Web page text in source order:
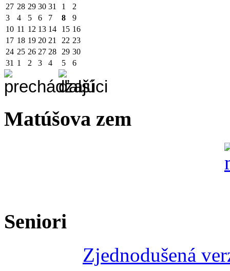
27 28 29 30 31 1
2
3
4 5 6 7 8
9
10 11 12 13 14 15 16
17 18 19 20 21 22 23
24 25 26 27 28 29 30
31 1 2 3 4 5 6
Matúšova zem
Seniori
Zjednodušená